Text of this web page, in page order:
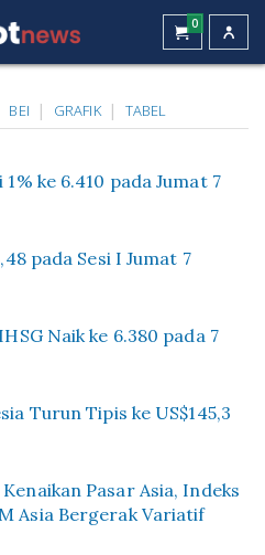
0
BEI GRAFIK TABEL
ke 6.410 pada Jumat 7
pada Sesi I Jumat 7
Naik ke 6.380 pada 7
Turun Tipis ke US$145,3
Pasar Asia, Indeks
Asia Bergerak Variatif